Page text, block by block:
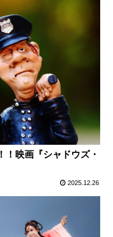
！映画『シャドウズ・
2025.12.26